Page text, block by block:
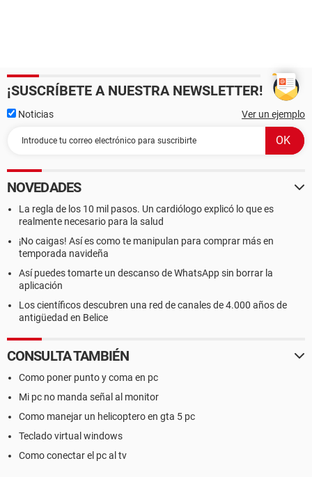
¡SUSCRÍBETE A NUESTRA NEWSLETTER!
Noticias Ver un ejemplo
NOVEDADES
La regla de los 10 mil pasos. Un cardiólogo explicó lo que es
realmente necesario para la salud
¡No caigas! Así es como te manipulan para comprar más en
temporada navideña
Así puedes tomarte un descanso de WhatsApp sin borrar la
aplicación
Los científicos descubren una red de canales de 4.000 años de
antigüedad en Belice
CONSULTA TAMBIÉN
Como poner punto y coma en pc
Mi pc no manda señal al monitor
Como manejar un helicoptero en gta 5 pc
Teclado virtual windows
Como conectar el pc al tv